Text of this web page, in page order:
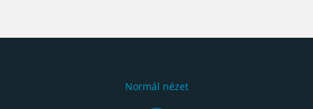
Normál nézet